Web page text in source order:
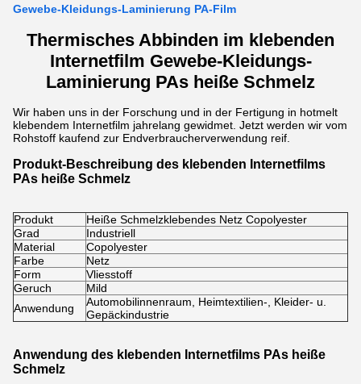
Gewebe-Kleidungs-Laminierung PA-Film
Thermisches Abbinden im klebenden
Internetfilm Gewebe-Kleidungs-
Laminierung PAs heiße Schmelz
Wir haben uns in der Forschung und in der Fertigung in hotmelt
klebendem Internetfilm jahrelang gewidmet. Jetzt werden wir vom
Rohstoff kaufend zur Endverbraucherverwendung reif.
Produkt-Beschreibung des klebenden Internetfilms
PAs heiße Schmelz
Produkt
Heiße Schmelzklebendes Netz Copolyester
Grad
Industriell
Material
Copolyester
Farbe
Netz
Form
Vliesstoff
Geruch
Mild
Anwendung
Automobilinnenraum, Heimtextilien-, Kleider- u.
Gepäckindustrie
Anwendung des klebenden Internetfilms PAs heiße
Schmelz